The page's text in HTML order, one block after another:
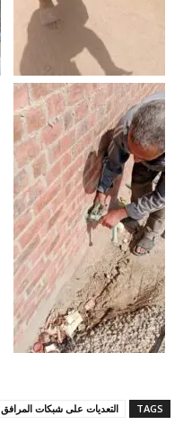
TAGS التعديات على شبكات المرافق